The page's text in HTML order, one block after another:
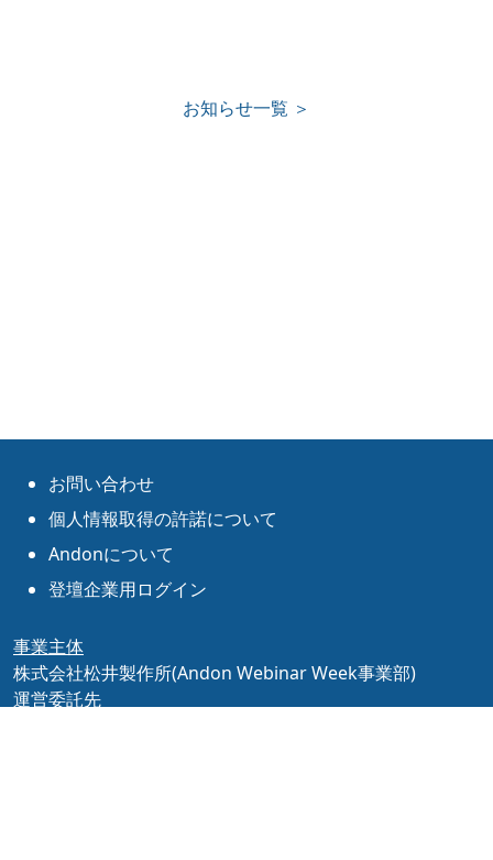
お知らせ一覧 ＞
お問い合わせ
個人情報取得の許諾について
Andonについて
登壇企業用ログイン
事業主体
株式会社松井製作所(Andon Webinar Week事業部)
運営委託先